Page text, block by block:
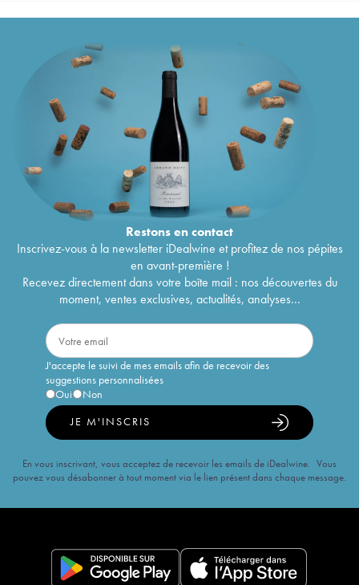
Restons encontact
Inscrivez-vous à la newsletter iDealwine et profitez de nos pépites
en avant-première !
Recevez directement dans votre boîte mail : nos découvertes du
moment, ventes exclusives, actualités, analyses...
J'accepte le suivi de mes emails afin de recevoir des
suggestions personnalisées
Oui
Non
JE M'INSCRIS
En vous inscrivant, vous acceptez de recevoir les emails de iDealwine. Vous
pouvez vous désabonner à tout moment via le lien présent dans chaque message.